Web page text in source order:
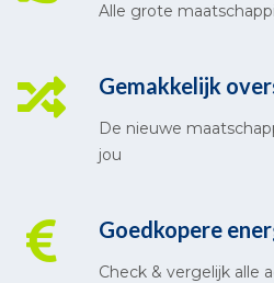
Alle grote
Gemakkelijk
De nieuwe
jou
Goedkopere
Check & vergelijk alle